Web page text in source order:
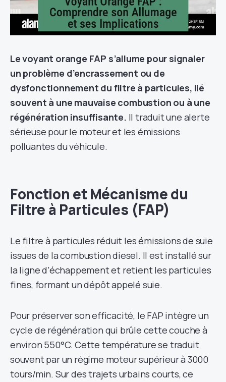
Le voyant orange FAP s’allume pour signaler
un problème d’encrassement ou de
dysfonctionnement du filtre à particules, lié
souvent à une mauvaise combustion ou à une
régénération insuffisante. Il traduit une alerte
sérieuse pour le moteur et les émissions
polluantes du véhicule.
Fonction et Mécanisme du
Filtre à Particules (FAP)
Le filtre à particules réduit les émissions de suie
issues de la combustion diesel. Il est installé sur
la ligne d’échappement et retient les particules
fines, formant un dépôt appelé suie.
Pour préserver son efficacité, le FAP intègre un
cycle de régénération qui brûle cette couche à
environ 550°C. Cette température se traduit
souvent par un régime moteur supérieur à 3000
tours/min. Sur des trajets urbains courts, ce